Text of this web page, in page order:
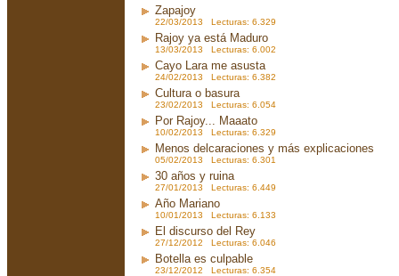
Zapajoy
22/03/2013 Lecturas: 6.329
Rajoy ya está Maduro
13/03/2013 Lecturas: 6.002
Cayo Lara me asusta
24/02/2013 Lecturas: 6.382
Cultura o basura
23/02/2013 Lecturas: 6.054
Por Rajoy... Maaato
10/02/2013 Lecturas: 6.329
Menos delcaraciones y más explicaciones
05/02/2013 Lecturas: 6.301
30 años y ruina
27/01/2013 Lecturas: 6.449
Año Mariano
10/01/2013 Lecturas: 6.133
El discurso del Rey
27/12/2012 Lecturas: 6.046
Botella es culpable
23/12/2012 Lecturas: 6.354